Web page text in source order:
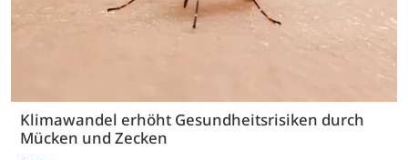
Klimawandel erhöht Gesundheitsrisiken durch
Mücken und Zecken